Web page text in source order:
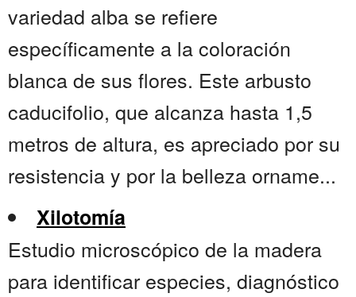
variedad alba se refiere
específicamente a la coloración
blanca de sus flores. Este arbusto
caducifolio, que alcanza hasta 1,5
metros de altura, es apreciado por su
resistencia y por la belleza orname...
Xilotomía
Estudio microscópico de la madera
para identificar especies, diagnóstico